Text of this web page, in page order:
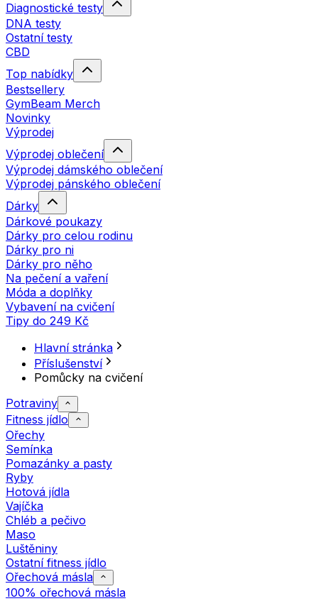
Diagnostické testy
DNA testy
Ostatní testy
CBD
Top nabídky
Bestsellery
GymBeam Merch
Novinky
Výprodej
Výprodej oblečení
Výprodej dámského oblečení
Výprodej pánského oblečení
Dárky
Dárkové poukazy
Dárky pro celou rodinu
Dárky pro ni
Dárky pro něho
Na pečení a vaření
Móda a doplňky
Vybavení na cvičení
Tipy do 249 Kč
Hlavní stránka
Příslušenství
Pomůcky na cvičení
Potraviny
Fitness jídlo
Ořechy
Semínka
Pomazánky a pasty
Ryby
Hotová jídla
Vajíčka
Chléb a pečivo
Maso
Luštěniny
Ostatní fitness jídlo
Ořechová másla
100% ořechová másla